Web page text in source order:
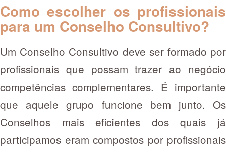
Como escolher os profissionais
para um Conselho Consultivo?
Um Conselho Consultivo deve ser formado por
profissionais que possam trazer ao negócio
competências complementares. É importante
que aquele grupo funcione bem junto. Os
Conselhos mais eficientes dos quais já
participamos eram compostos por profissionais